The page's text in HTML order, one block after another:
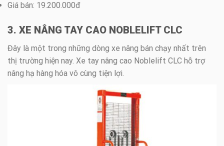
Giá bán: 19.200.000đ
3. XE NÂNG TAY CAO NOBLELIFT CLC
Đây là một trong những dòng xe nâng bán chạy nhất trên
thị trường hiện nay. Xe tay nâng cao Noblelift CLC hỗ trợ
nâng hạ hàng hóa vô cùng tiện lợi.